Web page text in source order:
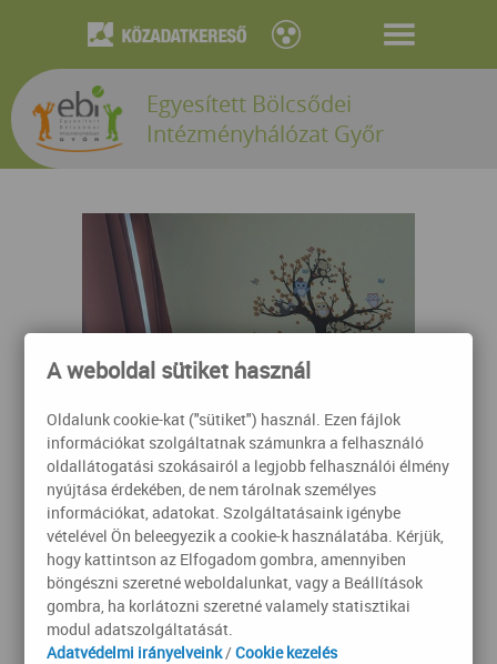
Egyesített Bölcsődei
Intézményhálózat Győr
A weboldal sütiket használ
Oldalunk cookie-kat ("sütiket") használ. Ezen fájlok
információkat szolgáltatnak számunkra a felhasználó
oldallátogatási szokásairól a legjobb felhasználói élmény
nyújtása érdekében, de nem tárolnak személyes
információkat, adatokat. Szolgáltatásaink igénybe
vételével Ön beleegyezik a cookie-k használatába. Kérjük,
hogy kattintson az Elfogadom gombra, amennyiben
böngészni szeretné weboldalunkat, vagy a Beállítások
gombra, ha korlátozni szeretné valamely statisztikai
modul adatszolgáltatását.
Adatvédelmi irányelveink/Cookie kezelés